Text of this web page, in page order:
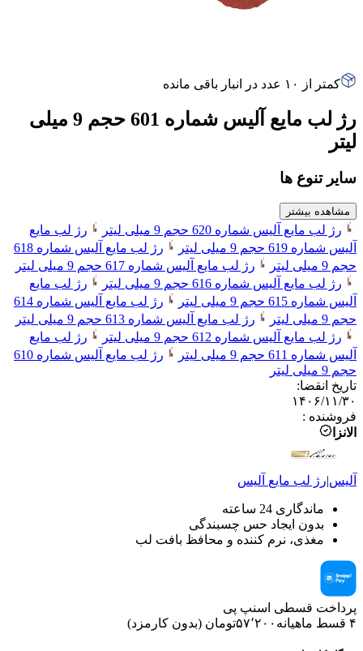
کمتر از ۱۰ عدد در انبار باقی مانده
رژ لب مایع آلیس شماره 601 حجم 9 میلی
لیتر
سایر تنوع ها
مشاهده بیشتر
رژ لب مایع آلیس شماره 620 حجم 9 میلی لیتر
رژ لب مایع
آلیس شماره 619 حجم 9 میلی لیتر
رژ لب مایع آلیس شماره 618
حجم 9 میلی لیتر
رژ لب مایع آلیس شماره 617 حجم 9 میلی لیتر
رژ لب مایع آلیس شماره 616 حجم 9 میلی لیتر
رژ لب مایع
آلیس شماره 615 حجم 9 میلی لیتر
رژ لب مایع آلیس شماره 614
حجم 9 میلی لیتر
رژ لب مایع آلیس شماره 613 حجم 9 میلی لیتر
رژ لب مایع آلیس شماره 612 حجم 9 میلی لیتر
رژ لب مایع
آلیس شماره 611 حجم 9 میلی لیتر
رژ لب مایع آلیس شماره 610
حجم 9 میلی لیتر
تاریخ انقضا:
۱۴۰۶/۱۱/۳۰
فروشنده :
الانزا
آلیس|رژ لب مایع آلیس
ماندگاری 24 ساعته
بدون ایجاد حس چسبندگی
مغذی، نرم کننده و محافظ بافت لب
پرداخت قسطی اسنپ پی
۴ قسط ماهیانه
۵۷٬۲۰۰تومان (بدون کارمزد)